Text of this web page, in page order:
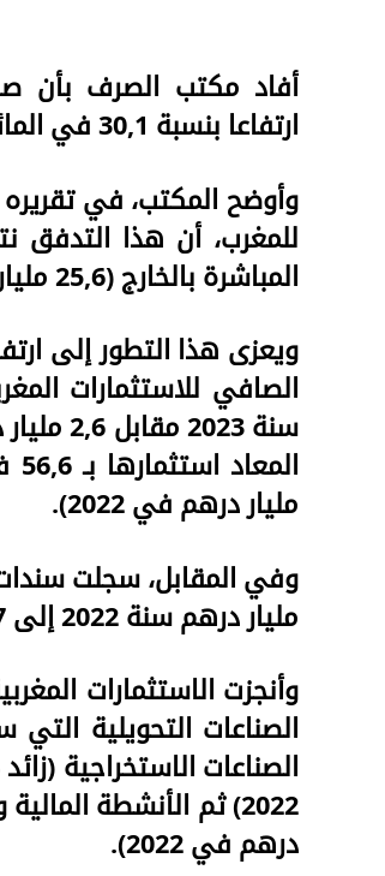
أفاد مكتب الصرف بأن
ارتفاعا بنسبة 30,1 في المائة إلى 8,5 ملايير درهم في سنة 2023.
وأوضح المكتب، في
للمغرب، أن هذا التدفق
المباشرة بالخارج (25,6 مليار درهم) ومبيعات هذه الاستثمارات (17,1 مليار درهم).
ويعزى هذا التطور إلى
مليار درهم في 2022).
مليار درهم سنة 2022 إلى 1,7 مليار درهم في 2023.
وأنجزت الاستثمارات
درهم في 2022).